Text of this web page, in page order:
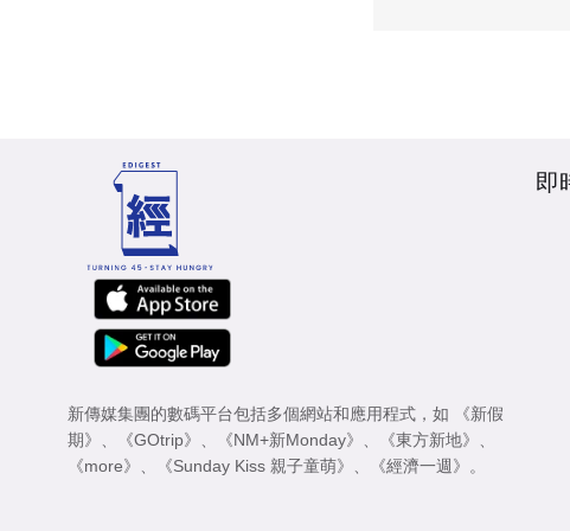
新傳媒集團的數碼平台包括多個網站和應用程式，如
《新假
期》
《GOtrip》 《NM+新Monday》 《東方新地》
《more》
《Sunday Kiss 親子童萌》 《經濟一週》 。
即